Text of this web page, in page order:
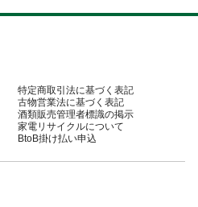
特定商取引法に基づく表記
古物営業法に基づく表記
酒類販売管理者標識の掲示
家電リサイクルについて
BtoB掛け払い申込